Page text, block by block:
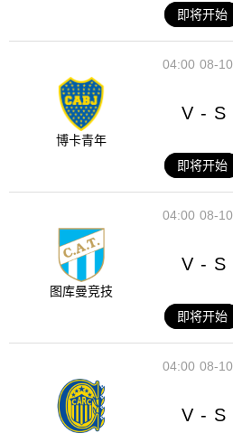
即将开始
08-10
04:00
博卡青年
V - S
即将开始
08-10
04:00
图库曼竞技
V - S
即将开始
08-10
04:00
V - S